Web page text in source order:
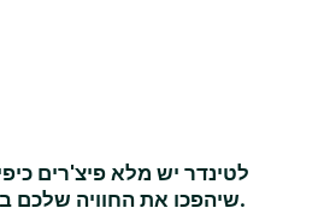
לטינדר יש מלא פיצ'רים
שיהפכו את החוויה שלכם בטינדר לטובה פי אלף.